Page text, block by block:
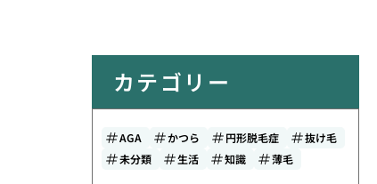
カテゴリー
AGA かつら 円形脱毛症
抜け毛
未分類
生活 知識 薄毛